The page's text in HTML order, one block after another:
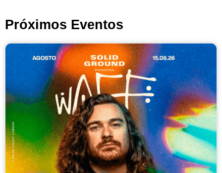
Próximos Eventos